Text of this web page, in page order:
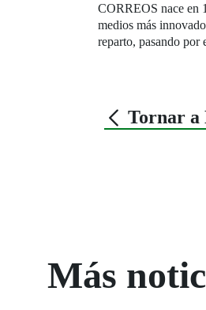
CORREOS nace en
medios más
reparto, pasando por
Tornar a
Más